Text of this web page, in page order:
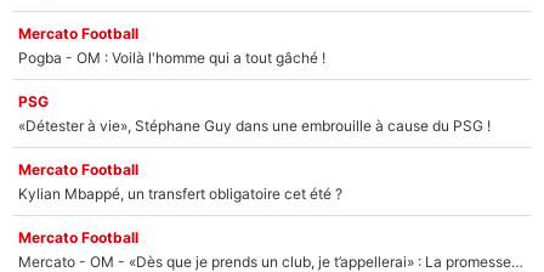
Mercato Football
Pogba - OM : Voilà l'homme qui a tout gâché !
PSG
«Détester à vie», Stéphane Guy dans une embrouille à cause du PSG !
Mercato Football
Kylian Mbappé, un transfert obligatoire cet été ?
Mercato Football
Mercato - OM - «Dès que je prends un club, je t’appellerai» : La promesse de Marcelino au moment de claquer la porte